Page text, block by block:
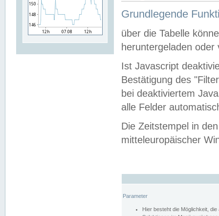
Grundlegende
über die Tabelle
heruntergeladen oder
Ist Javascript
Bestätigung des
bei deaktiviertem
alle Felder
Die Zeitstempel in
mitteleuropäischer
Parameter
Hier besteht die Möglichkeit,